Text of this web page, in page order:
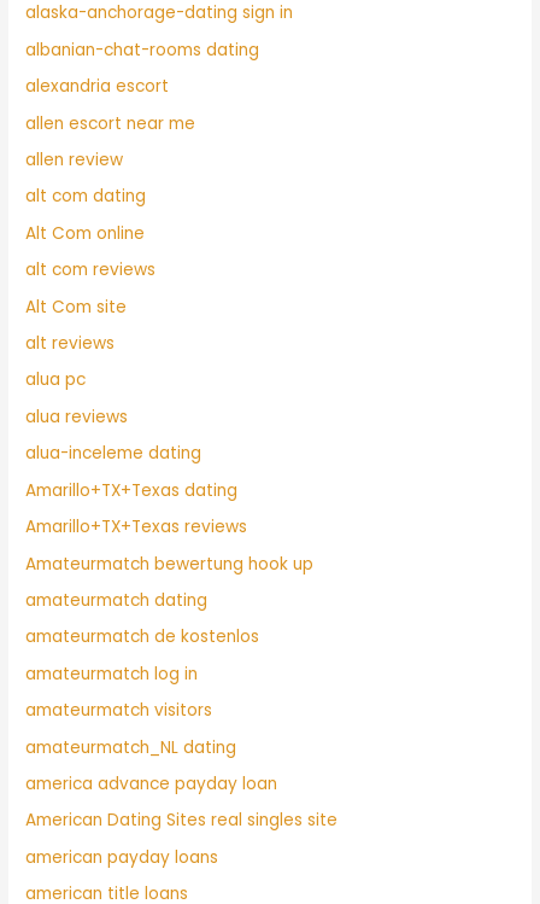
alaska-anchorage-dating sign in
albanian-chat-rooms dating
alexandria escort
allen escort near me
allen review
alt com dating
Alt Com online
alt com reviews
Alt Com site
alt reviews
alua pc
alua reviews
alua-inceleme dating
Amarillo+TX+Texas dating
Amarillo+TX+Texas reviews
Amateurmatch bewertung hook up
amateurmatch dating
amateurmatch de kostenlos
amateurmatch log in
amateurmatch visitors
amateurmatch_NL dating
america advance payday loan
American Dating Sites real singles site
american payday loans
american title loans